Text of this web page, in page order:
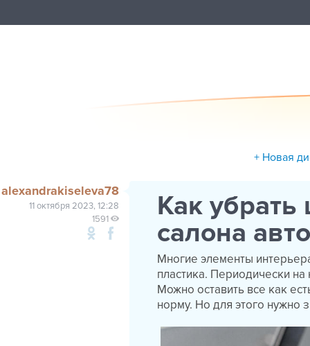
+ Новая
alexandrakiseleva78
11 октября 2023, 12:28
1591
Как убрать
салона
Многие элементы
пластика. Периодически
Можно оставить все как
норму. Но для этого нужно